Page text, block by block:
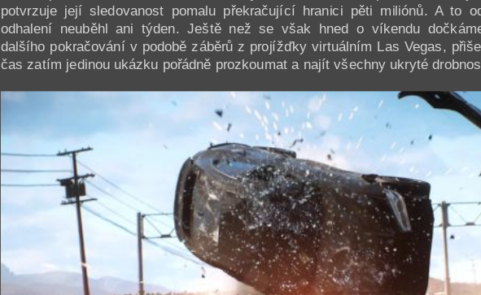
potvrzuje její sledovanost pomalu překračující hranici pěti miliónů. A to
odhalení neuběhl ani týden. Ještě než se však hned o víkendu
dalšího pokračování v podobě záběrů z projížďky virtuálním Las Vegas,
čas zatím jedinou ukázku pořádně prozkoumat a najít všechny ukryté